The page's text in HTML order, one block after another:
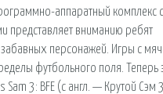
аппаратный комплекс
представляет вниманию ребят
забавных персонажей. Игры с
футбольного поля. Теперь
Sam 3: BFE (с англ. — Крутой Сэм